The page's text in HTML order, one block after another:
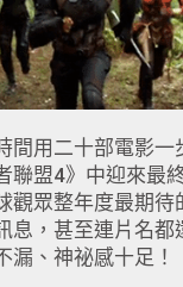
間用二十部電影一
聯盟4》中迎來最
觀眾整年度最期待
息，甚至連片名都
漏、神祕感十足！